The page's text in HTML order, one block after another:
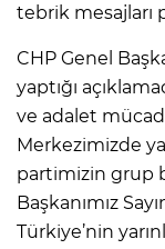
tebrik mesajları
CHP Genel
yaptığı
ve adalet
Merkezimizde
partimizin grup
Başkanımız
Türkiye’nin